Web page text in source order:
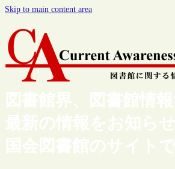
Skip to main content area
図書館界、図書館情
最新の情報をお知ら
国会図書館のサイトで